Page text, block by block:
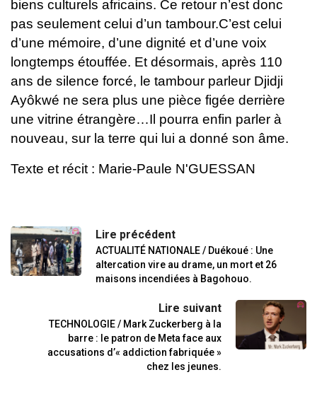
biens culturels africains. Ce retour n’est donc
pas seulement celui d’un tambour.C’est celui
d’une mémoire, d’une dignité et d’une voix
longtemps étouffée. Et désormais, après 110
ans de silence forcé, le tambour parleur Djidji
Ayôkwé ne sera plus une pièce figée derrière
une vitrine étrangère…Il pourra enfin parler à
nouveau, sur la terre qui lui a donné son âme.
Texte et récit : Marie-Paule N'GUESSAN
Lire précédent
ACTUALITÉ NATIONALE / Duékoué : Une
altercation vire au drame, un mort et 26
maisons incendiées à Bagohouo.
Lire suivant
TECHNOLOGIE / Mark Zuckerberg à la
barre : le patron de Meta face aux
accusations d’« addiction fabriquée »
chez les jeunes.